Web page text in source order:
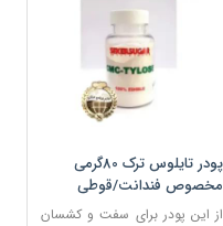
پودر تایلوس ترک 80گرمی
مخصوص فندانت/قوطی
از این پودر برای سفت و کشسان